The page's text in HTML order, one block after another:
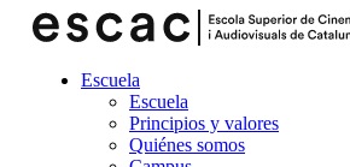
Escuela
Escuela
Principios y valores
Quiénes somos